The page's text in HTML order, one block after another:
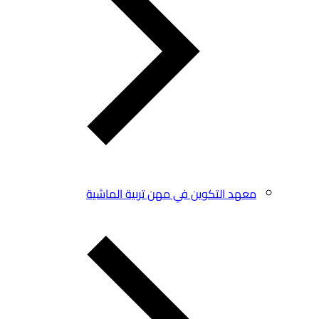
معهد التكوين في مهن تربية الماشية